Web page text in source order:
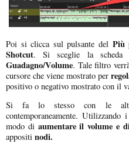
Poi si clicca sul pulsante del Più
Shotcut. Si sceglie la scheda
Guadagno/Volume. Tale filtro
cursore che viene mostrato per
positivo o negativo mostrato con il
Si fa lo stesso con le
contemporaneamente. Utilizzando i
modo diaumentare il volume e
appositi nodi.